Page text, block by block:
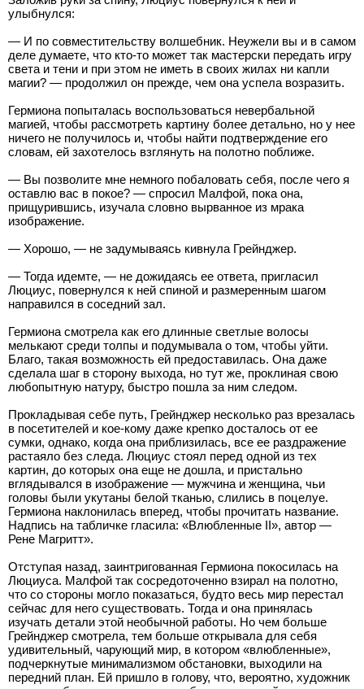
улыбнулся:
— И по совместительству волшебник. Неужели вы и в самом
деле думаете, что кто-то может так мастерски передать игру
света и тени и при этом не иметь в своих жилах ни капли
магии? — продолжил он прежде, чем она успела возразить.
Гермиона попыталась воспользоваться невербальной
магией, чтобы рассмотреть картину более детально, но у нее
ничего не получилось и, чтобы найти подтверждение его
словам, ей захотелось взглянуть на полотно поближе.
— Вы позволите мне немного побаловать себя, после чего я
оставлю вас в покое? — спросил Малфой, пока она,
прищурившись, изучала словно вырванное из мрака
изображение.
— Хорошо, — не задумываясь кивнула Грейнджер.
— Тогда идемте, — не дожидаясь ее ответа, пригласил
Люциус, повернулся к ней спиной и размеренным шагом
направился в соседний зал.
Гермиона смотрела как его длинные светлые волосы
мелькают среди толпы и подумывала о том, чтобы уйти.
Благо, такая возможность ей предоставилась. Она даже
сделала шаг в сторону выхода, но тут же, проклиная свою
любопытную натуру, быстро пошла за ним следом.
Прокладывая себе путь, Грейнджер несколько раз врезалась
в посетителей и кое-кому даже крепко досталось от ее
сумки, однако, когда она приблизилась, все ее раздражение
растаяло без следа. Люциус стоял перед одной из тех
картин, до которых она еще не дошла, и пристально
вглядывался в изображение — мужчина и женщина, чьи
головы были укутаны белой тканью, слились в поцелуе.
Гермиона наклонилась вперед, чтобы прочитать название.
Надпись на табличке гласила: «Влюбленные II», автор —
Рене Магритт».
Отступая назад, заинтригованная Гермиона покосилась на
Люциуса. Малфой так сосредоточенно взирал на полотно,
что со стороны могло показаться, будто весь мир перестал
сейчас для него существовать. Тогда и она принялась
изучать детали этой необычной работы. Но чем больше
Грейнджер смотрела, тем больше открывала для себя
удивительный, чарующий мир, в котором «влюбленные»,
подчеркнутые минимализмом обстановки, выходили на
передний план. Ей пришло в голову, что, вероятно, художник